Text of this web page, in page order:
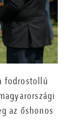
fodrostollú
az őshonos